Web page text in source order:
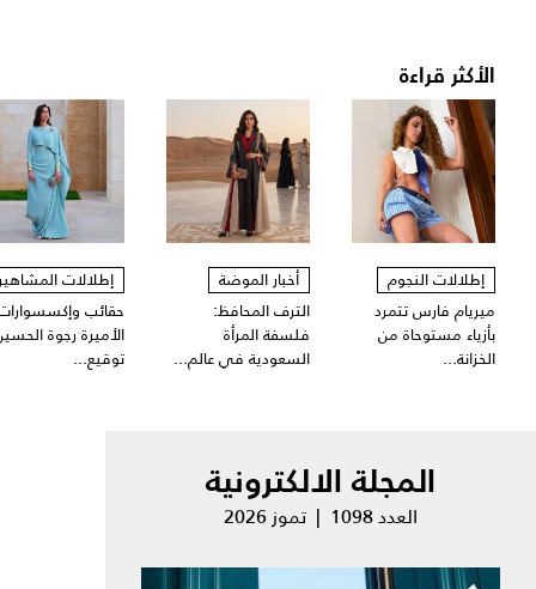
الأكثر قراءة
إطلالات النجوم
ميريام فارس تتمرد
بأزياء مستوحاة من
الخزانة...
أخبار الموضة
الترف المحافظ:
فلسفة المرأة
السعودية في عالم...
إطلالات
حقائب
الأميرة رجوة
توقيع...
المجلة الالكترونية
العدد 1098 | تموز 2026